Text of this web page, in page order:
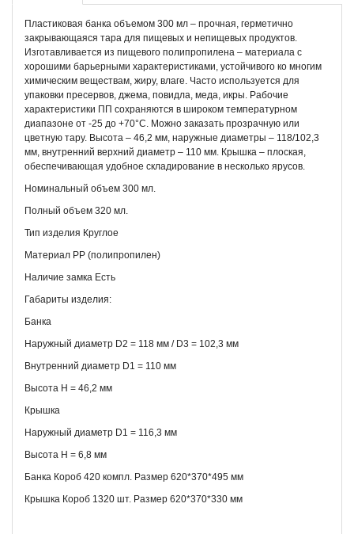
Пластиковая банка объемом 300 мл – прочная, герметично
закрывающаяся тара для пищевых и непищевых продуктов.
Изготавливается из пищевого полипропилена – материала с
хорошими барьерными характеристиками, устойчивого ко многим
химическим веществам, жиру, влаге. Часто используется для
упаковки пресервов, джема, повидла, меда, икры. Рабочие
характеристики ПП сохраняются в широком температурном
диапазоне от -25 до +70°C. Можно заказать прозрачную или
цветную тару. Высота – 46,2 мм, наружные диаметры – 118/102,3
мм, внутренний верхний диаметр – 110 мм. Крышка – плоская,
обеспечивающая удобное складирование в несколько ярусов.
Номинальный объем 300 мл.
Полный объем 320 мл.
Тип изделия Круглое
Материал РР (полипропилен)
Наличие замка Есть
Габариты изделия:
Банка
Наружный диаметр D2 = 118 мм / D3 = 102,3 мм
Внутренний диаметр D1 = 110 мм
Высота H = 46,2 мм
Крышка
Наружный диаметр D1 = 116,3 мм
Высота H = 6,8 мм
Банка Короб 420 компл. Размер 620*370*495 мм
Крышка Короб 1320 шт. Размер 620*370*330 мм